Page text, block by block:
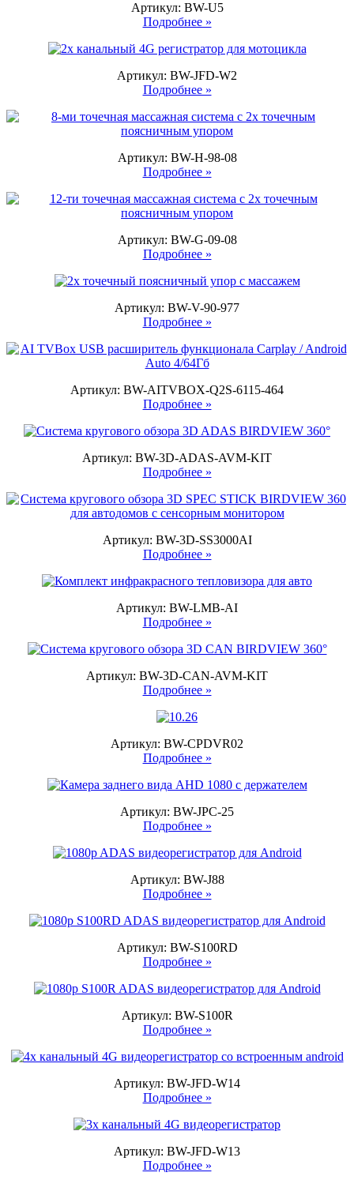
Артикул: BW-U5
Подробнее »
Артикул: BW-JFD-W2
Подробнее »
Артикул: BW-H-98-08
Подробнее »
Артикул: BW-G-09-08
Подробнее »
Артикул: BW-V-90-977
Подробнее »
Артикул: BW-AITVBOX-Q2S-6115-464
Подробнее »
Артикул: BW-3D-ADAS-AVM-KIT
Подробнее »
Артикул: BW-3D-SS3000AI
Подробнее »
Артикул: BW-LMB-AI
Подробнее »
Артикул: BW-3D-CAN-AVM-KIT
Подробнее »
Артикул: BW-CPDVR02
Подробнее »
Артикул: BW-JPC-25
Подробнее »
Артикул: BW-J88
Подробнее »
Артикул: BW-S100RD
Подробнее »
Артикул: BW-S100R
Подробнее »
Артикул: BW-JFD-W14
Подробнее »
Артикул: BW-JFD-W13
Подробнее »